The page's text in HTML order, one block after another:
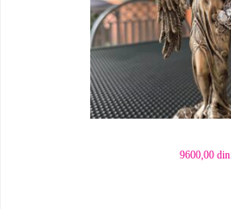
Dodaj u korpu
9600,00din.